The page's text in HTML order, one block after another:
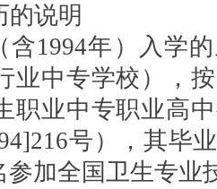
的说明
含1994年）入学
业中专学校），
职业中专职业高
号），其毕
参加全国卫生专业